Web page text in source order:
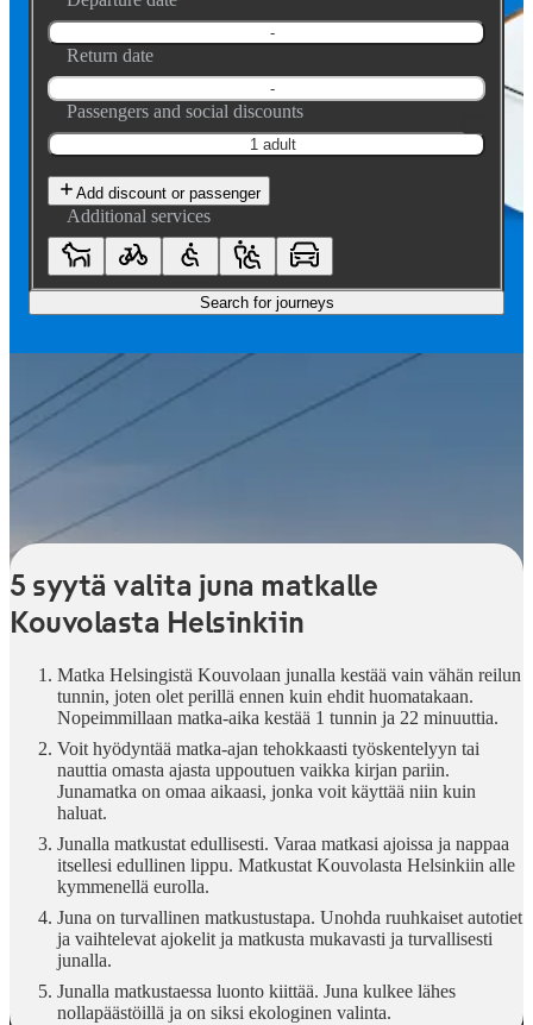
-
Return date
-
Passengers and social discounts
1 adult
Add discount or passenger
Additional services
Search for journeys
5 syytä valita juna matkalle
Kouvolasta Helsinkiin
Matka Helsingistä Kouvolaan junalla kestää vain vähän reilun
tunnin, joten olet perillä ennen kuin ehdit huomatakaan.
Nopeimmillaan matka-aika kestää 1 tunnin ja 22 minuuttia.
Voit hyödyntää matka-ajan tehokkaasti työskentelyyn tai
nauttia omasta ajasta uppoutuen vaikka kirjan pariin.
Junamatka on omaa aikaasi, jonka voit käyttää niin kuin
haluat.
Junalla matkustat edullisesti. Varaa matkasi ajoissa ja nappaa
itsellesi edullinen lippu. Matkustat Kouvolasta Helsinkiin alle
kymmenellä eurolla.
Juna on turvallinen matkustustapa. Unohda ruuhkaiset autotiet
ja vaihtelevat ajokelit ja matkusta mukavasti ja turvallisesti
junalla.
Junalla matkustaessa luonto kiittää. Juna kulkee lähes
nollapäästöillä ja on siksi ekologinen valinta.